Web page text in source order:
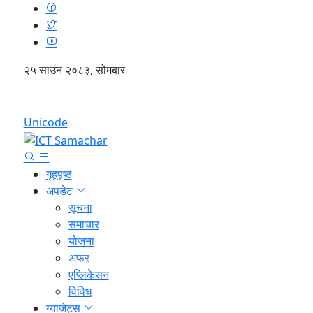
२५ साउन २०८३, सोमबार
Unicode
गृहपृष्ठ
अपडेट
सूचना
समाचार
योजना
अफर
एप्लिकेसन
विविध
ग्याजेट्स